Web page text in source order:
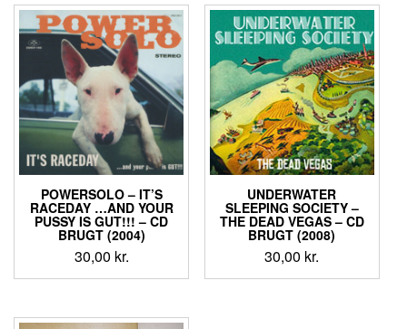
POWERSOLO – IT’S
RACEDAY …AND YOUR
PUSSY IS GUT!!! – CD
BRUGT (2004)
30,00 kr.
UNDERWATER
SLEEPING SOCIETY ‎–
THE DEAD VEGAS – CD
BRUGT (2008)
30,00 kr.